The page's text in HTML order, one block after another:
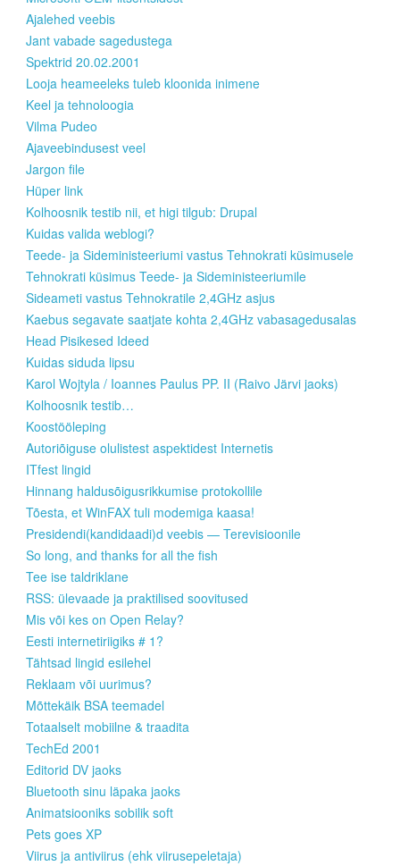
Ajalehed veebis
Jant vabade sagedustega
Spektrid 20.02.2001
Looja heameeleks tuleb kloonida inimene
Keel ja tehnoloogia
Vilma Pudeo
Ajaveebindusest veel
Jargon file
Hüper link
Kolhoosnik testib nii, et higi tilgub: Drupal
Kuidas valida weblogi?
Teede- ja Sideministeeriumi vastus Tehnokrati küsimusele
Tehnokrati küsimus Teede- ja Sideministeeriumile
Sideameti vastus Tehnokratile 2,4GHz asjus
Kaebus segavate saatjate kohta 2,4GHz vabasagedusalas
Head Pisikesed Ideed
Kuidas siduda lipsu
Karol Wojtyla / Ioannes Paulus PP. II (Raivo Järvi jaoks)
Kolhoosnik testib…
Koostööleping
Autoriõiguse olulistest aspektidest Internetis
ITfest lingid
Hinnang haldusõigusrikkumise protokollile
Tõesta, et WinFAX tuli modemiga kaasa!
Presidendi(kandidaadi)d veebis — Terevisioonile
So long, and thanks for all the fish
Tee ise taldriklane
RSS: ülevaade ja praktilised soovitused
Mis või kes on Open Relay?
Eesti internetiriigiks # 1?
Tähtsad lingid esilehel
Reklaam või uurimus?
Mõttekäik BSA teemadel
Totaalselt mobiilne & traadita
TechEd 2001
Editorid DV jaoks
Bluetooth sinu läpaka jaoks
Animatsiooniks sobilik soft
Pets goes XP
Viirus ja antiviirus (ehk viirusepeletaja)